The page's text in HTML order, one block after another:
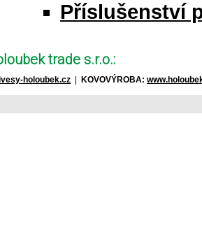
Příslušenství
trade s.r.o.:
holoubek.cz KOVOVÝROBA: